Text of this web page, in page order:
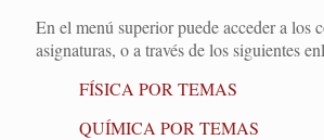
En el menú superior puede acceder a los
asignaturas, o a través de los siguientes
FÍSICA POR TEMAS
QUÍMICA POR TEMAS